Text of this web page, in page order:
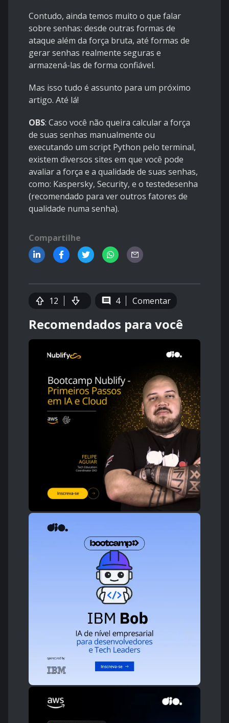
Contudo, ainda temos muito o que falar
sobre senhas: desde outras formas de
ataque além da força bruta, até formas de
gerar senhas realmente seguras e
armazená-las de forma confiável.
Mas isso tudo é assunto para um próximo
artigo. Até lá!
OBS: Caso você não queira calcular a força
de suas senhas manualmente ou
executando um script Python pelo terminal,
existem diversos sites em que você pode
avaliar a força e a qualidade de suas senhas,
como: Kaspersky, Security, e o testedesenha
(recomendado para ver outros fatores de
qualidade numa senha).
Compartilhe
12 4 Comentar
Recomendados para você